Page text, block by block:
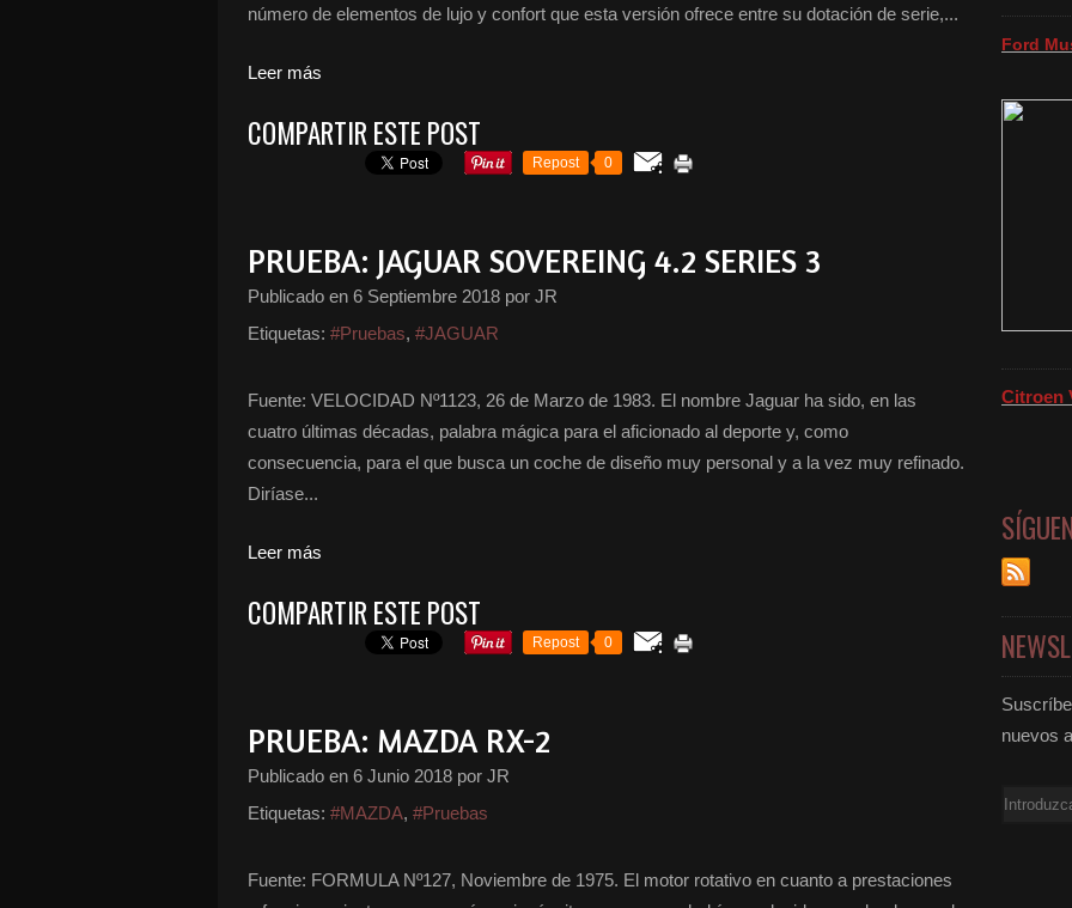
número de elementos de lujo y confort que esta versión ofrece entre su dotación de serie,...
Leer más
COMPARTIR ESTE POST
Repost 0
PRUEBA: JAGUAR SOVEREING 4.2 SERIES 3
Publicado en 6 Septiembre 2018 por JR
Etiquetas: #Pruebas, #JAGUAR
Fuente: VELOCIDAD Nº1123, 26 de Marzo de 1983. El nombre Jaguar ha sido, en las
cuatro últimas décadas, palabra mágica para el aficionado al deporte y, como
consecuencia, para el que busca un coche de diseño muy personal y a la vez muy refinado.
Diríase...
Leer más
COMPARTIR ESTE POST
Repost 0
PRUEBA: MAZDA RX-2
Publicado en 6 Junio 2018 por JR
Etiquetas: #MAZDA, #Pruebas
Fuente: FORMULA Nº127, Noviembre de 1975. El motor rotativo en cuanto a prestaciones
Ford
Citroen
nuevos
Email